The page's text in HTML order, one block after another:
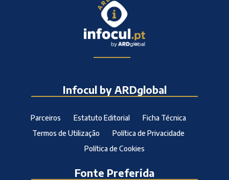
Infocul by ARDglobal
Parceiros Estatuto Editorial
Ficha Técnica
Termos de Utilização
Política de Privacidade
Política de Cookies
Fonte Preferida